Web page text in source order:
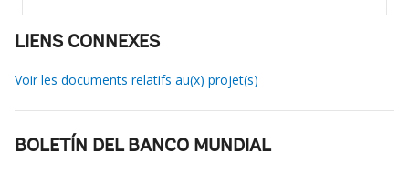
LIENS CONNEXES
Voir les documents relatifs au(x) projet(s)
BOLETÍN DEL BANCO MUNDIAL